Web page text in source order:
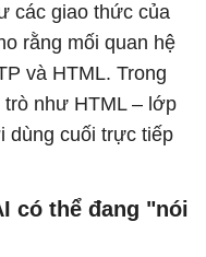
các giao thức của
rằng mối quan hệ
và HTML. Trong
trò như HTML – lớp
dùng cuối trực tiếp
có thể đang "nói